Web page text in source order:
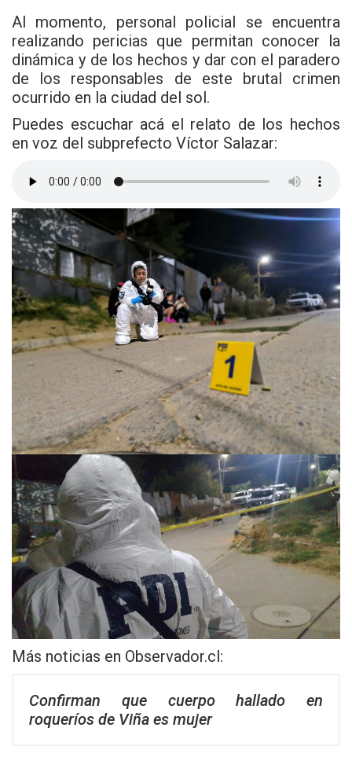
Al momento, personal policial se encuentra
realizando pericias que permitan conocer la
dinámica y de los hechos y dar con el paradero
de los responsables de este brutal crimen
ocurrido en la ciudad del sol.
Puedes escuchar acá el relato de los hechos
en voz del subprefecto Víctor Salazar:
Más noticias en Observador.cl:
Confirman que cuerpo hallado en
roqueríos de Viña es mujer